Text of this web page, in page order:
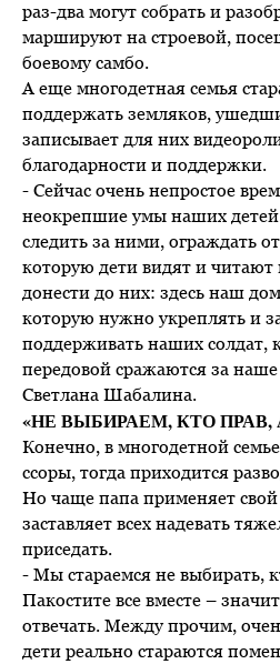
раз-два могут собрать и
маршируют на строевой,
боевому самбо.
А еще многодетная семья
поддержать земляков,
записывает для них
благодарности и поддержки.
- Сейчас очень непростое
неокрепшие умы наших
следить за ними, ограждать
которую дети видят и читают
донести до них: здесь наш
которую нужно укреплять и
поддерживать наших солдат,
передовой сражаются за
Светлана Шабалина.
«НЕ ВЫБИРАЕМ, КТО ПРАВ,
Конечно, в многодетной
ссоры, тогда приходится
Но чаще папа применяет
заставляет всех надевать
приседать.
- Мы стараемся не выбирать,
Пакостите все вместе –
отвечать. Между прочим,
дети реально стараются